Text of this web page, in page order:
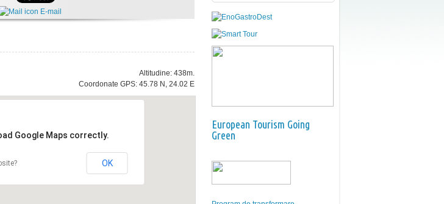
E-mail
Altitudine: 438m.
Coordonate GPS: 45.78 N, 24.02 E
Google Maps correctly.
OK
European Tourism Going
Green